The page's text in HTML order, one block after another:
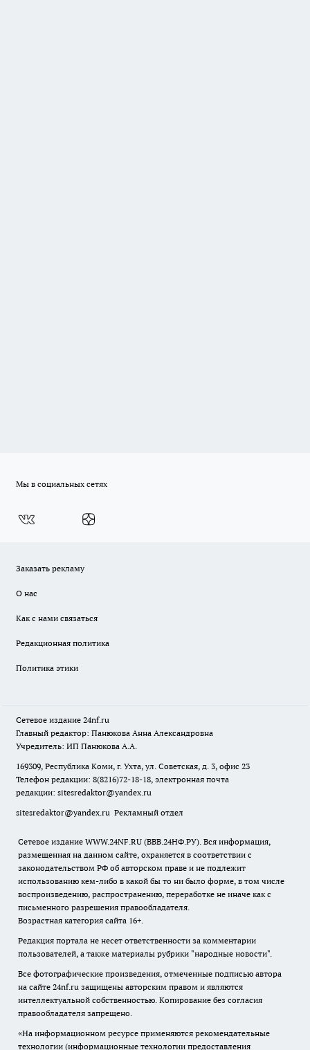
Мы в социальных сетях
Заказать рекламу
О нас
Как с нами связаться
Редакционная политика
Политика этики
Сетевое издание 24nf.ru
Главный редактор: Панюкова Анна Александровна
Учредитель: ИП Панюкова А.А.
169309, Республика Коми, г. Ухта, ул. Советская, д. 3, офис 23
Телефон редакции: 8(8216)72-18-18, электронная почта
редакции: sitesredaktor@yandex.ru
sitesredaktor@yandex.ru Рекламный отдел
Сетевое издание WWW.24NF.RU (ВВВ.24НФ.РУ). Вся информация,
размещенная на данном сайте, охраняется в соответствии с
законодательством РФ об авторском праве и не подлежит
использованию кем-либо в какой бы то ни было форме, в том числе
воспроизведению, распространению, переработке не иначе как с
письменного разрешения правообладателя.
Возрастная категория сайта 16+.
Редакция портала не несет ответственности за комментарии
пользователей, а также материалы рубрики "народные новости".
Все фотографические произведения, отмеченные подписью автора
на сайте 24nf.ru защищены авторским правом и являются
интеллектуальной собственностью. Копирование без согласия
правообладателя запрещено.
«На информационном ресурсе применяются рекомендательные
технологии (информационные технологии предоставления